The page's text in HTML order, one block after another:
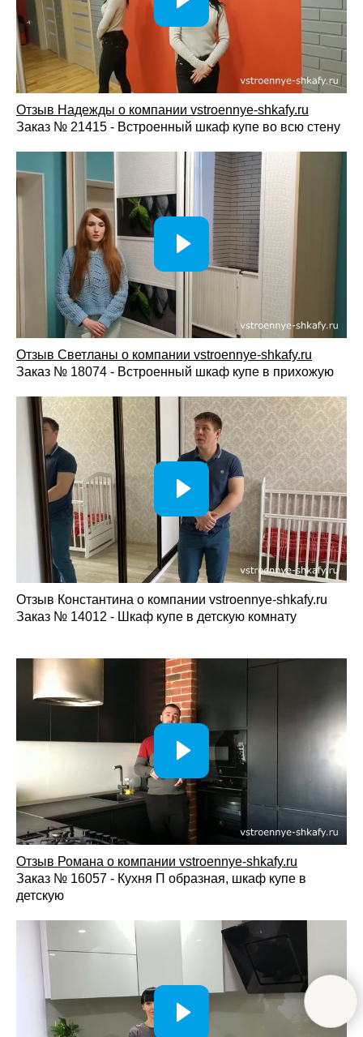
Отзыв Надежды о компании vstroennye-shkafy.ru
Заказ № 21415 - Встроенный шкаф купе во всю стену
Отзыв Светланы о компании vstroennye-shkafy.ru
Заказ № 18074 - Встроенный шкаф купе в прихожую
Отзыв Константина о компании vstroennye-shkafy.ru
Заказ № 14012 - Шкаф купе в детскую комнату
Отзыв Романа о компании vstroennye-shkafy.ru
Заказ № 16057 - Кухня П образная, шкаф купе в
детскую